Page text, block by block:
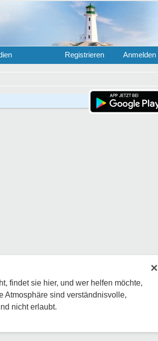
Anmelden
Registrieren
×
findet sie hier, und wer helfen möchte,
Atmosphäre sind verständnisvolle,
nicht erlaubt.